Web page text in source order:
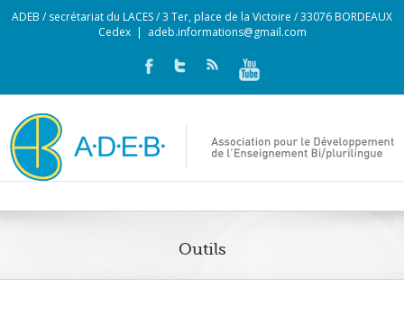
ADEB / secrétariat du LACES / 3 Ter, place de la Victoire / 33076 BORDEAUX
Cedex | adeb.informations@gmail.com
Outils